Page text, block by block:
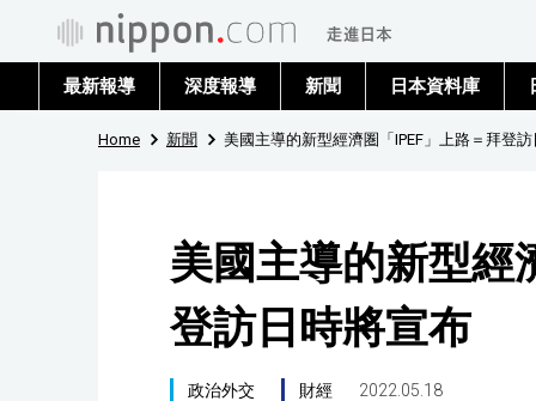
最新報導 深度報導 新聞 日本資料庫
Home 新聞 美國主導的新型經濟圏「IPEF」上路＝拜登
美國主導的新型經
登訪日時將宣布
政治外交 財經 2022.05.18